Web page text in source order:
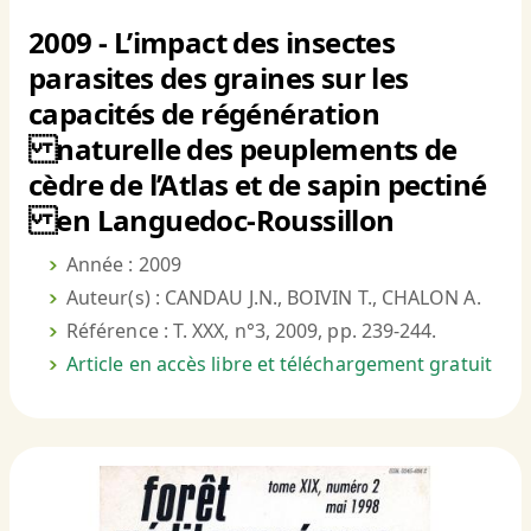
2009 - L’impact des insectes
parasites des graines sur les
capacités de régénération
naturelle des peuplements de
cèdre de l’Atlas et de sapin pectiné
en Languedoc-Roussillon
Année : 2009
Auteur(s) : CANDAU J.N., BOIVIN T., CHALON A.
Référence : T. XXX, n°3, 2009, pp. 239-244.
Article en accès libre et téléchargement gratuit